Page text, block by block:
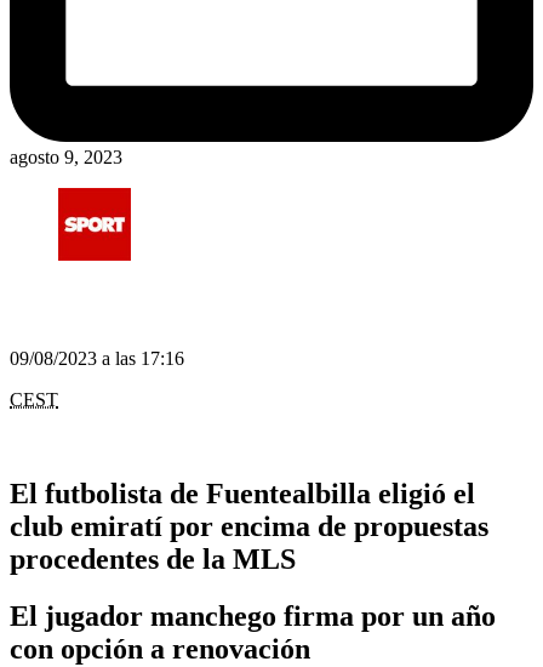
agosto 9, 2023
09/08/2023 a las 17:16
CEST
El futbolista de Fuentealbilla eligió el
club emiratí por encima de propuestas
procedentes de la MLS
El jugador manchego firma por un año
con opción a renovación